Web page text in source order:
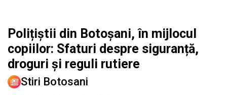
Polițiștii din Botoșani, în mijlocul
copiilor: Sfaturi despre siguranță,
droguri și reguli rutiere
Stiri Botosani